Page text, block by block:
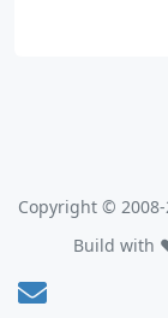
Copyright © 2008-
Build with